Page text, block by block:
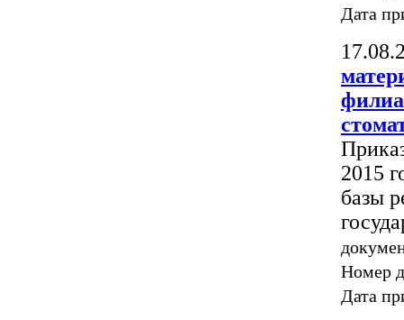
Дата
2015
базы
Номер
Дата